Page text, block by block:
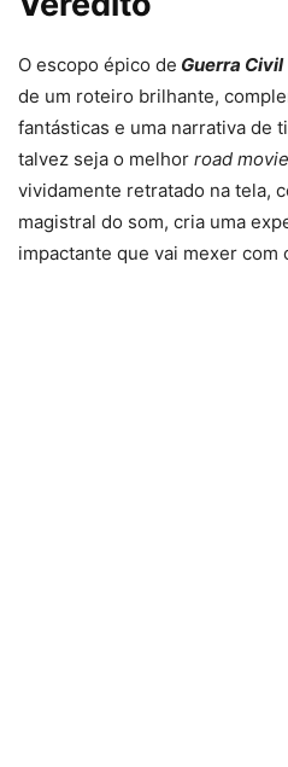
O escopo épico de Guerra Civil
de um roteiro brilhante,
fantásticas e uma narrativa de
talvez seja o melhor road movie
vividamente retratado na tela,
magistral do som, cria uma
impactante que vai mexer com